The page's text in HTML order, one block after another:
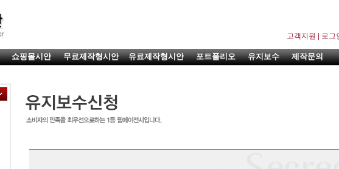
고객지원 로그
쇼핑몰시안 무료제작형시안 유료제작형시안 포트폴리오 유지보수 제작문의